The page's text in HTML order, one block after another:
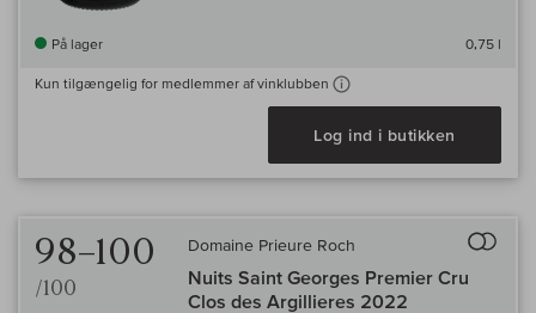
På lager 0,75 l
Kun tilgængelig for medlemmer af vinklubben
Log ind i butikken
98–100
/100
Domaine Prieure Roch
Nuits Saint Georges Premier Cru
Clos des Argillieres 2022